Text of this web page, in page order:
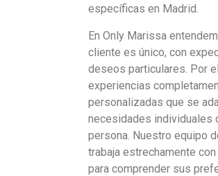
específicas en Madrid.
En Only Marissa
cliente es único, con
deseos particulares. Por
experiencias
personalizadas que se
necesidades individuales
persona. Nuestro equipo
trabaja estrechamente
para comprender sus